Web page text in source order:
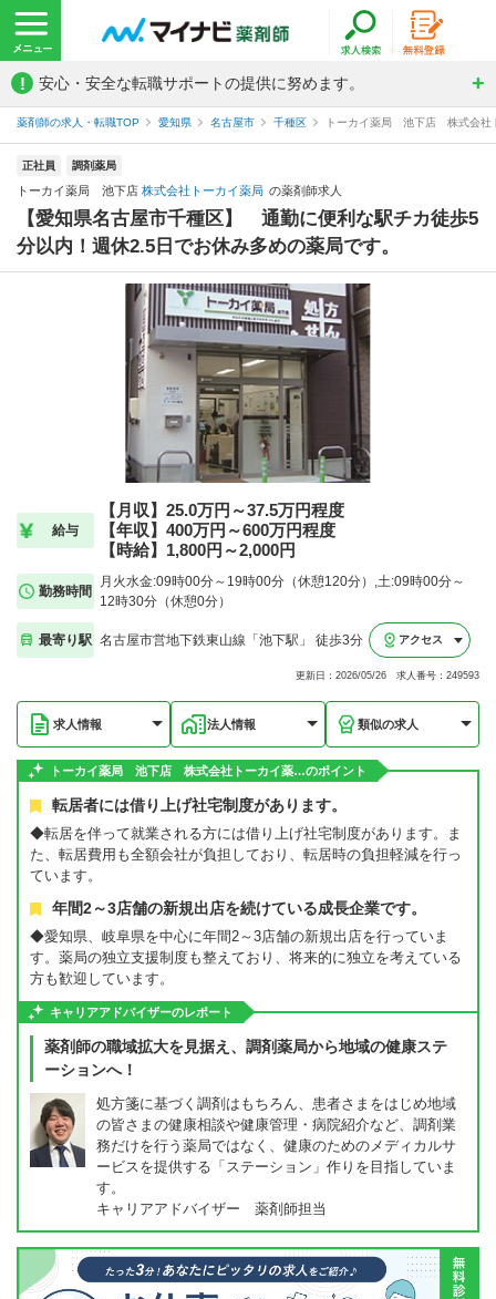
! 安心・安全な転職サポートの提供に努めます。
薬剤師の求人・転職TOP 愛知県 名古屋市 千種区 トーカイ薬局 池下店 株式会社
正社員 調剤薬局
トーカイ薬局 池下店 株式会社トーカイ薬局 の薬剤師求人
【愛知県名古屋市千種区】 通勤に便利な駅チカ徒歩5
分以内！週休2.5日でお休み多めの薬局です。
給与
【月収】25.0万円～37.5万円程度
【年収】400万円～600万円程度
【時給】1,800円～2,000円
勤務時間
月火水金:09時00分～19時00分（休憩120分）,土:09時00分～
12時30分（休憩0分）
最寄り駅 名古屋市営地下鉄東山線「池下駅」 徒歩3分 アクセス
更新日：2026/05/26 求人番号：249593
求人情報 法人情報 類似の求人
トーカイ薬局 池下店 株式会社トーカイ薬…のポイント
転居者には借り上げ社宅制度があります。
◆転居を伴って就業される方には借り上げ社宅制度があります。ま
た、転居費用も全額会社が負担しており、転居時の負担軽減を行っ
ています。
年間2～3店舗の新規出店を続けている成長企業です。
◆愛知県、岐阜県を中心に年間2～3店舗の新規出店を行っていま
す。薬局の独立支援制度も整えており、将来的に独立を考えている
方も歓迎しています。
キャリアアドバイザーのレポート
薬剤師の職域拡大を見据え、調剤薬局から地域の健康ステ
ーションへ！
処方箋に基づく調剤はもちろん、患者さまをはじめ地域
の皆さまの健康相談や健康管理・病院紹介など、調剤業
務だけを行う薬局ではなく、健康のためのメディカルサ
ービスを提供する「ステーション」作りを目指していま
す。
キャリアアドバイザー 薬剤師担当